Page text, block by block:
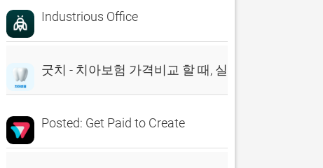
Industrious Office
굿치 - 치아보험 가격비교 할 때, 실시간 비교견적 앱
Posted: Get Paid to Create